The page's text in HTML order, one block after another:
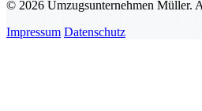
© 2026 Umzugsunternehmen Müller.
Impressum Datenschutz